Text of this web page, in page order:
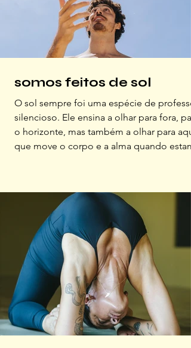
somos feitos de sol
O sol sempre foi uma espécie de
silencioso. Ele ensina a olhar para fora,
o horizonte, mas também a olhar para
que move o corpo e a alma quando
se faz ao ar livre. Foi dessa relação que
nasceu a Brazinco “Proteger sem limitar.
Estar presente no cotidiano de quem vê o
sol não como temporada, mas como
de espírito.” Jul